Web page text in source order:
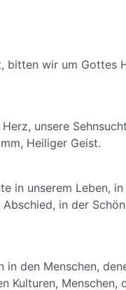
bitten wir um Gottes
unsere
Heiliger Geist.
in unserem Leben,
in der
in den Menschen,
Kulturen,